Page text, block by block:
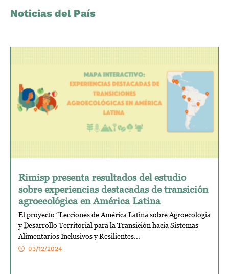
Noticias del País
Rimisp presenta resultados del estudio
sobre experiencias destacadas de transición
agroecológica en América Latina
El proyecto “Lecciones de América Latina sobre Agroecología
y Desarrollo Territorial para la Transición hacia Sistemas
Alimentarios Inclusivos y Resilientes...
03/12/2024